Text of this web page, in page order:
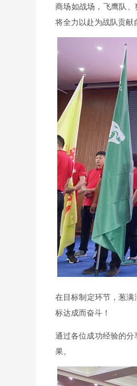
商场如战场，飞鹰队
将全力以赴为战队贡献
在目标制定环节，葱
标达成而奋斗！
通过各位成功经验的
果。